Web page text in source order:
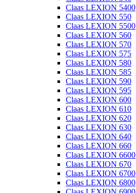
Claas LEXION 5400
Claas LEXION 550
Claas LEXION 5500
Claas LEXION 560
Claas LEXION 570
Claas LEXION 575
Claas LEXION 580
Claas LEXION 585
Claas LEXION 590
Claas LEXION 595
Claas LEXION 600
Claas LEXION 610
Claas LEXION 620
Claas LEXION 630
Claas LEXION 640
Claas LEXION 660
Claas LEXION 6600
Claas LEXION 670
Claas LEXION 6700
Claas LEXION 6800